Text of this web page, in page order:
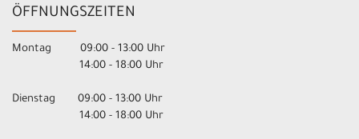
ÖFFNUNGSZEITEN
Montag 09:00 - 13:00 Uhr
14:00 - 18:00 Uhr
Dienstag 09:00 - 13:00 Uhr
14:00 - 18:00 Uhr